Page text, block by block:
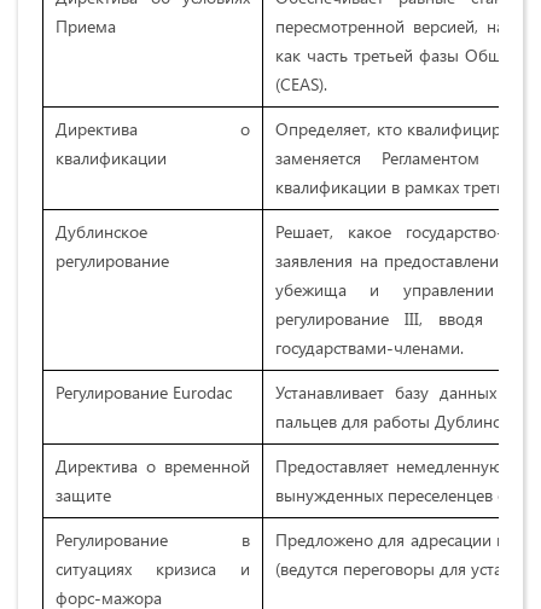
Приема
пересмотренной версией,
как часть третьей фазы
(CEAS).
Директива о
квалификации
Определяет, кто
заменяется Регламентом о
квалификации в рамках третьей
Дублинское
регулирование
Решает, какое государство-
заявления на предоставление
убежища и управлении
регулирование III, вводя
государствами-членами.
Регулирование Eurodac
Устанавливает базу данных
пальцев для работы Дублинского
Директива о временной
защите
Предоставляет немедленную
вынужденных переселенцев
Регулирование в
ситуациях кризиса и
форс-мажора
Предложено для адресации
(ведутся переговоры для